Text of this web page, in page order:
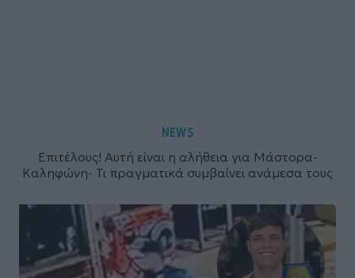
NEWS
Επιτέλους! Αυτή είναι η αλήθεια για Μάστορα-
Καληφώνη- Τι πραγματικά συμβαίνει ανάμεσα τους